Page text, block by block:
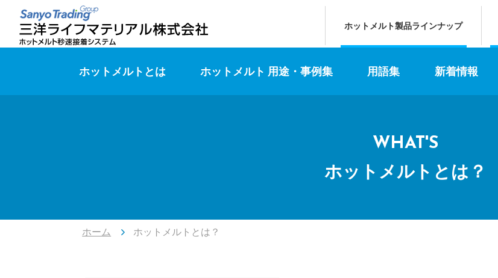
ホットメルト製品ラインナップ
ホットメルトとは ホットメルト 用途・事例集 用語集 新着情報
WHAT'S
ホットメルトとは？
ホーム ホットメルトとは？